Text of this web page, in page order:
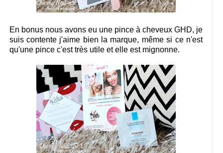
En bonus nous avons eu une pince à cheveux GHD, je
suis contente j'aime bien la marque, même si ce n'est
qu'une pince c'est très utile et elle est mignonne.